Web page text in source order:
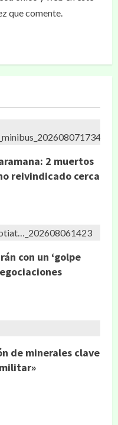
que comente.
2 muertos
reivindicado cerca
con un ‘golpe
de minerales clave